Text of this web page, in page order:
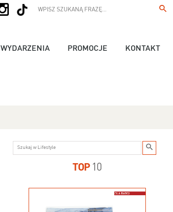
WYDARZENIA PROMOCJE KONTAKT
TOP10